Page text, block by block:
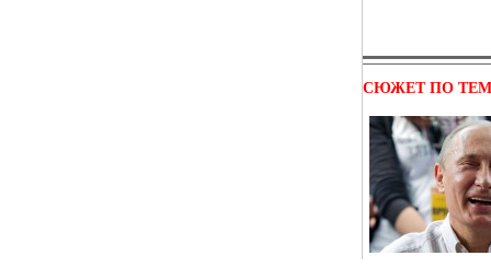
СЮЖЕТ ПО